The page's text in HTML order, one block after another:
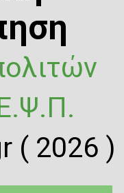
( 2026 )